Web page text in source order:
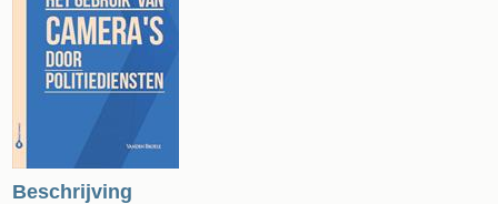
Beschrijving